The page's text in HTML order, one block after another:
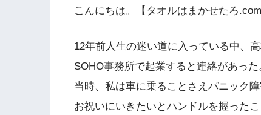
こんにちは。【タオルはまかせたろ
12年前人生の迷い道に入っている中、
SOHO事務所で起業すると連絡があった
当時、私は車に乗ることさえパニック
お祝いにいきたいとハンドルを握った